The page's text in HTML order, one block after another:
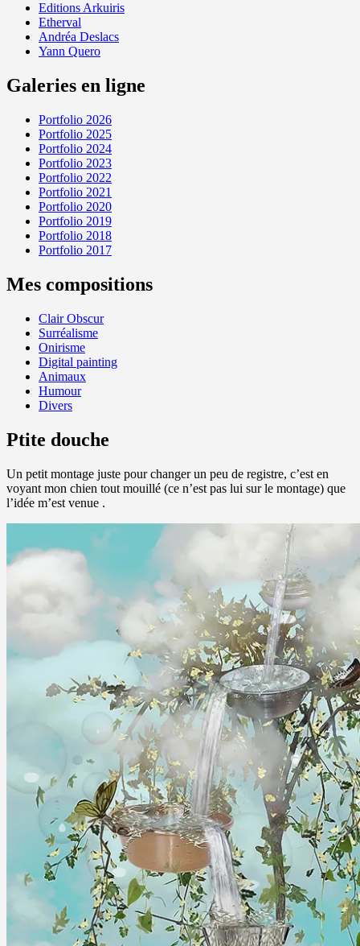
Editions Arkuiris
Etherval
Andréa Deslacs
Yann Quero
Galeries en ligne
Portfolio 2026
Portfolio 2025
Portfolio 2024
Portfolio 2023
Portfolio 2022
Portfolio 2021
Portfolio 2020
Portfolio 2019
Portfolio 2018
Portfolio 2017
Mes compositions
Clair Obscur
Surréalisme
Onirisme
Digital painting
Animaux
Humour
Divers
Ptite douche
Un petit montage juste pour changer un peu de registre, c’est en
voyant mon chien tout mouillé (ce n’est pas lui sur le montage) que
l’idée m’est venue .